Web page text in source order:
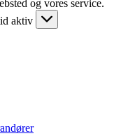
og vores service.
aktiv